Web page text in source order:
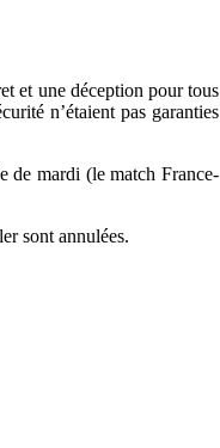
et une déception pour tous
n’étaient pas garanties
de mardi (le match France-
sont annulées.